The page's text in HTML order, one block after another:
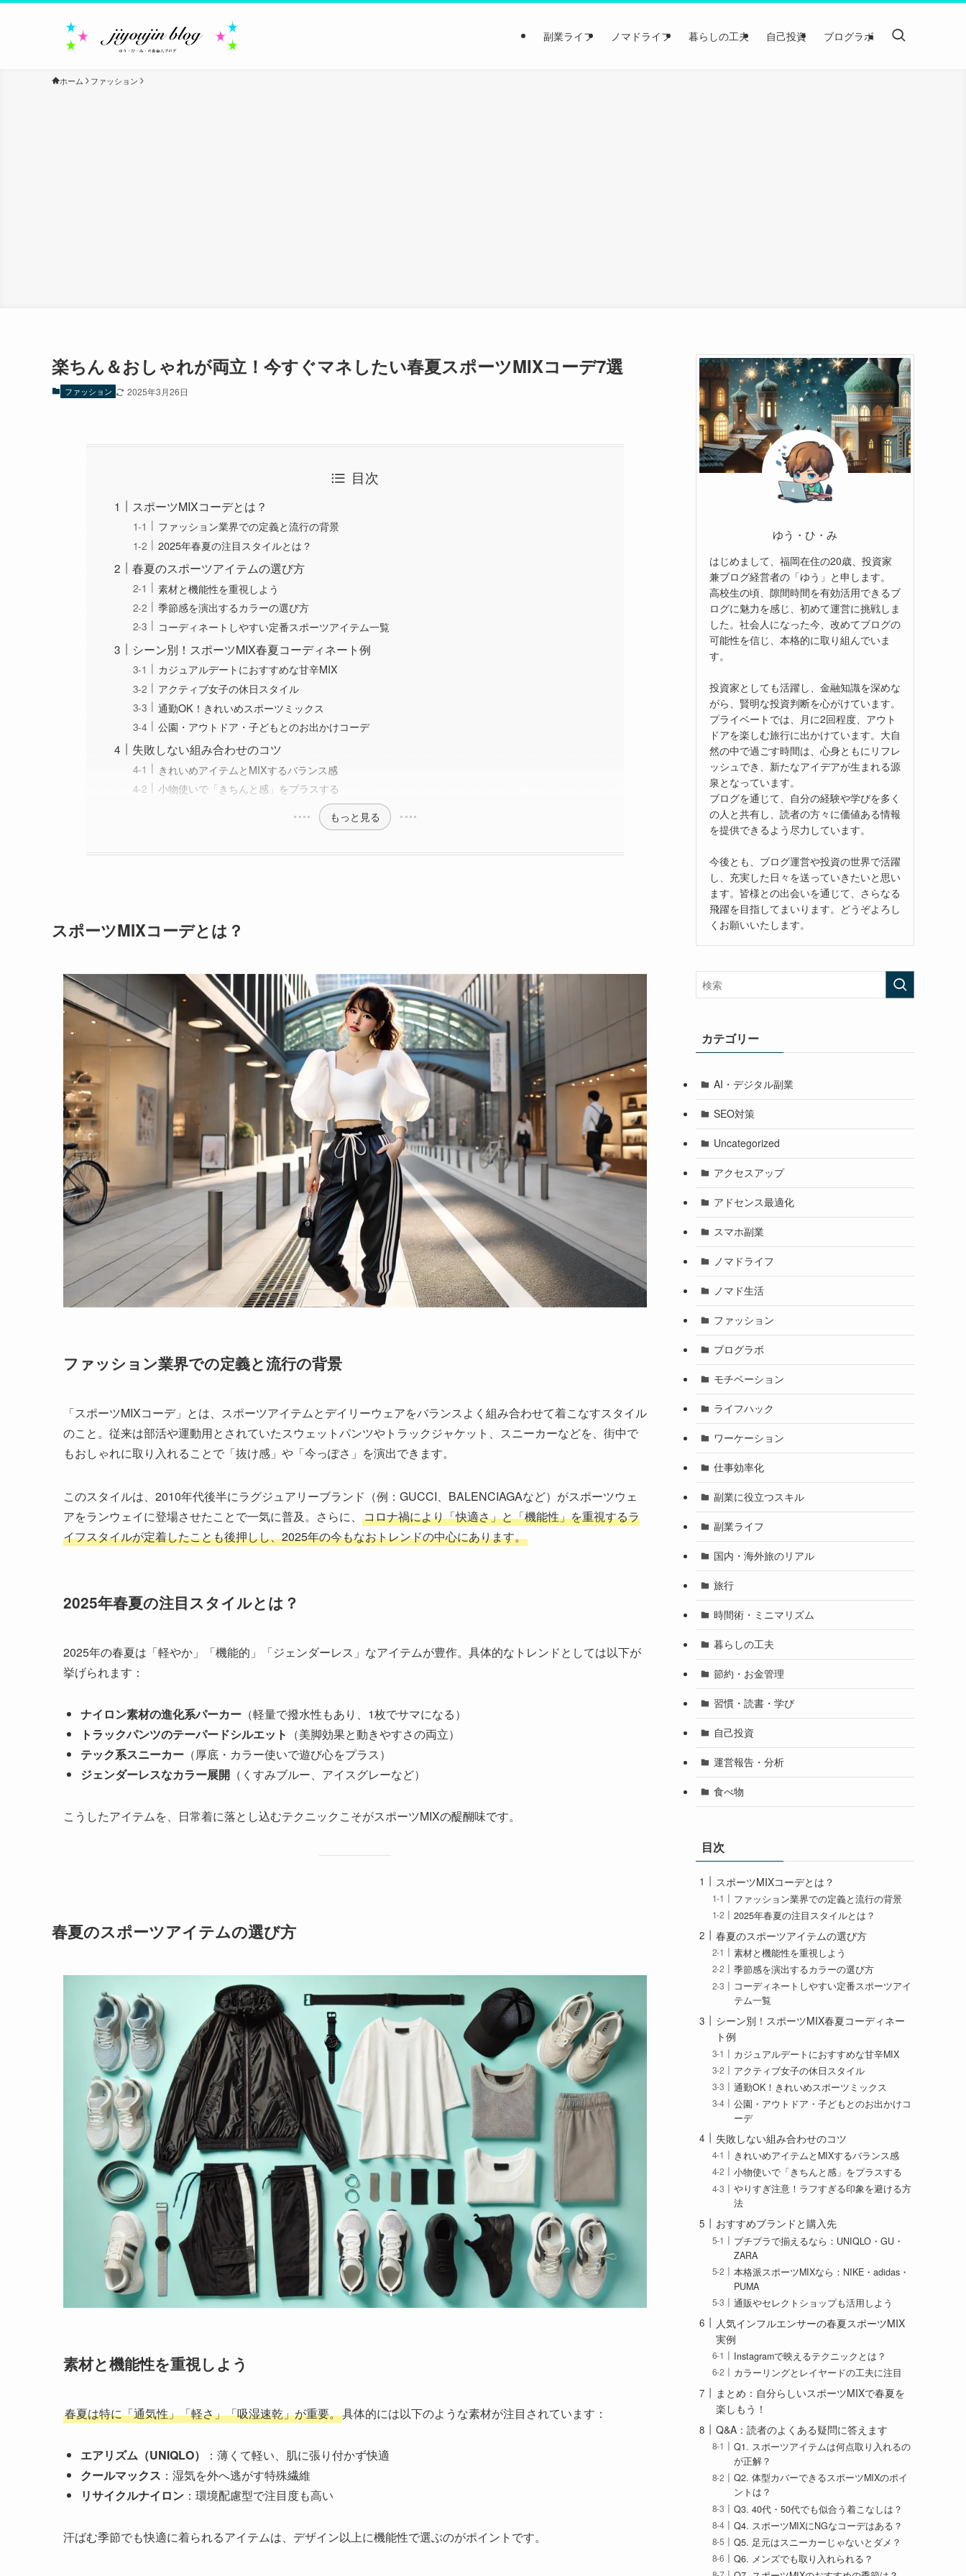
副業ライフ ノマドライフ 暮らしの工夫 自己投資 ブログラボ
ホーム ファッション
楽ちん＆おしゃれが両立！今すぐマネしたい春夏スポーツMIXコーデ7選
ファッション 2025年3月26日
目次
スポーツMIXコーデとは？
ファッション業界での定義と流行の背景
2025年春夏の注目スタイルとは？
春夏のスポーツアイテムの選び方
素材と機能性を重視しよう
季節感を演出するカラーの選び方
コーディネートしやすい定番スポーツアイテム一覧
シーン別！スポーツMIX春夏コーディネート例
カジュアルデートにおすすめな甘辛MIX
アクティブ女子の休日スタイル
通勤OK！きれいめスポーツミックス
公園・アウトドア・子どもとのお出かけコーデ
失敗しない組み合わせのコツ
きれいめアイテムとMIXするバランス感
小物使いで「きちんと感」をプラスする
もっと見る
スポーツMIXコーデとは？
ファッション業界での定義と流行の背景
「スポーツMIXコーデ」とは、スポーツアイテムとデイリーウェアをバランスよく組み合わせて着こなすスタイル
のこと。従来は部活や運動用とされていたスウェットパンツやトラックジャケット、スニーカーなどを、街中で
もおしゃれに取り入れることで「抜け感」や「今っぽさ」を演出できます。
このスタイルは、2010年代後半にラグジュアリーブランド（例：GUCCI、BALENCIAGAなど）がスポーツウェ
アをランウェイに登場させたことで一気に普及。さらに、 コロナ禍により「快適さ」と「機能性」を重視するラ
イフスタイルが定着したことも後押しし、2025年の今もなおトレンドの中心にあります。
2025年春夏の注目スタイルとは？
2025年の春夏は「軽やか」「機能的」「ジェンダーレス」なアイテムが豊作。具体的なトレンドとしては以下が
挙げられます：
ナイロン素材の進化系パーカー （軽量で撥水性もあり、1枚でサマになる）
トラックパンツのテーパードシルエット （美脚効果と動きやすさの両立）
テック系スニーカー （厚底・カラー使いで遊び心をプラス）
ジェンダーレスなカラー展開 （くすみブルー、アイスグレーなど）
こうしたアイテムを、日常着に落とし込むテクニックこそがスポーツMIXの醍醐味です。
春夏のスポーツアイテムの選び方
素材と機能性を重視しよう
春夏は特に「通気性」「軽さ」「吸湿速乾」が重要。具体的には以下のような素材が注目されています：
エアリズム（UNIQLO）
：薄くて軽い、肌に張り付かず快適
クールマックス ：湿気を外へ逃がす特殊繊維
リサイクルナイロン ：環境配慮型で注目度も高い
汗ばむ季節でも快適に着られるアイテムは、デザイン以上に機能性で選ぶのがポイントです。
ゆう・ひ・み
はじめまして、福岡在住の20歳、投資家
兼ブログ経営者の「ゆう」と申します。
高校生の頃、隙間時間を有効活用できるブ
ログに魅力を感じ、初めて運営に挑戦しま
した。社会人になった今、改めてブログの
可能性を信じ、本格的に取り組んでいま
す。
投資家としても活躍し、金融知識を深めな
がら、賢明な投資判断を心がけています。
プライベートでは、月に2回程度、アウト
ドアを楽しむ旅行に出かけています。大自
然の中で過ごす時間は、心身ともにリフレ
ッシュでき、新たなアイデアが生まれる源
泉となっています。
ブログを通じて、自分の経験や学びを多く
の人と共有し、読者の方々に価値ある情報
を提供できるよう尽力しています。
今後とも、ブログ運営や投資の世界で活躍
し、充実した日々を送っていきたいと思い
ます。皆様との出会いを通じて、さらなる
飛躍を目指してまいります。どうぞよろし
くお願いいたします。
カテゴリー
AI・デジタル副業
SEO対策
Uncategorized
アクセスアップ
アドセンス最適化
スマホ副業
ノマドライフ
ノマド生活
ファッション
ブログラボ
モチベーション
ライフハック
ワーケーション
仕事効率化
副業に役立つスキル
副業ライフ
国内・海外旅のリアル
旅行
時間術・ミニマリズム
暮らしの工夫
節約・お金管理
習慣・読書・学び
自己投資
運営報告・分析
食べ物
目次
スポーツMIXコーデとは？
ファッション業界での定義と流行の背景
2025年春夏の注目スタイルとは？
春夏のスポーツアイテムの選び方
素材と機能性を重視しよう
季節感を演出するカラーの選び方
コーディネートしやすい定番スポーツアイ
テム一覧
シーン別！スポーツMIX春夏コーディネー
ト例
カジュアルデートにおすすめな甘辛MIX
アクティブ女子の休日スタイル
通勤OK！きれいめスポーツミックス
公園・アウトドア・子どもとのお出かけコ
ーデ
失敗しない組み合わせのコツ
きれいめアイテムとMIXするバランス感
小物使いで「きちんと感」をプラスする
やりすぎ注意！ラフすぎる印象を避ける方
法
おすすめブランドと購入先
プチプラで揃えるなら：UNIQLO・GU・
ZARA
本格派スポーツMIXなら：NIKE・adidas・
PUMA
通販やセレクトショップも活用しよう
人気インフルエンサーの春夏スポーツMIX
実例
Instagramで映えるテクニックとは？
カラーリングとレイヤードの工夫に注目
まとめ：自分らしいスポーツMIXで春夏を
楽しもう！
Q&A：読者のよくある疑問に答えます
Q1. スポーツアイテムは何点取り入れるの
が正解？
Q2. 体型カバーできるスポーツMIXのポイ
ントは？
Q3. 40代・50代でも似合う着こなしは？
Q4. スポーツMIXにNGなコーデはある？
Q5. 足元はスニーカーじゃないとダメ？
Q6. メンズでも取り入れられる？